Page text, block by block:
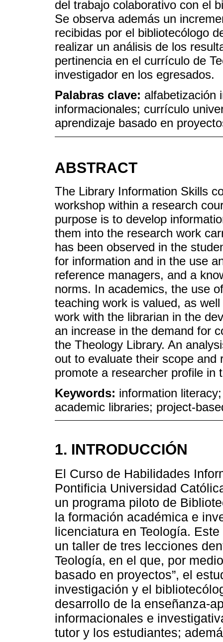
del trabajo colaborativo con el
Se observa además un
recibidas por el bibliotecólogo
realizar un análisis de los
pertinencia en el currículo de
investigador en los egresados.
Palabras clave: alfabetización
informacionales; currículo
aprendizaje basado en
ABSTRACT
The Library Information Skills
workshop within a research
purpose is to develop
them into the research work
has been observed in the
for information and in the use
reference managers, and a
norms. In academics, the use
teaching work is valued, as
work with the librarian in the
an increase in the demand for
the Theology Library. An
out to evaluate their scope
promote a researcher profile in
Keywords: information
academic libraries; project-
1. INTRODUCCIÓN
El Curso de Habilidades
Pontificia Universidad
un programa piloto de
la formación académica e
licenciatura en Teología.
un taller de tres lecciones
Teología, en el que, por
basado en proyectos”, el
investigación y el
desarrollo de la enseñanza-
informacionales e
tutor y los estudiantes;